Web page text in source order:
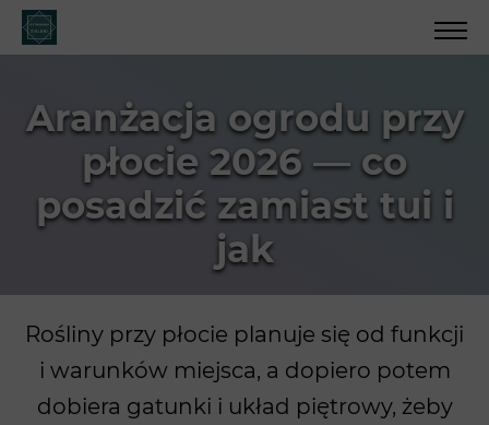
Aranżacja ogrodu przy
płocie 2026 — co
posadzić zamiast tui i
jak
Rośliny przy płocie planuje się od funkcji
i warunków miejsca, a dopiero potem
dobiera gatunki i układ piętrowy, żeby